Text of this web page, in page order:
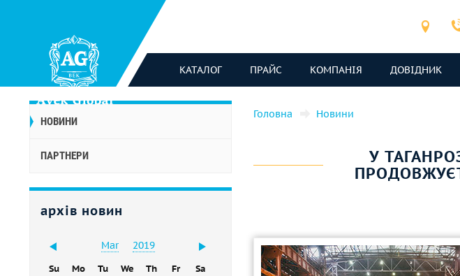
КАТАЛОГ ПРАЙС КОМПАНІЯ ДОВІДНИК
НОВИНИ
ПАРТНЕРИ
архів новин
Mar 2019
Su Mo Tu We Th Fr
Sa
Головна Новини
У